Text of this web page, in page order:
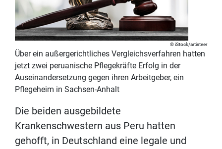
iStock/artisteer
Über ein außergerichtliches Vergleichsverfahren hatten
jetzt zwei peruanische Pflegekräfte Erfolg in der
Auseinandersetzung gegen ihren Arbeitgeber, ein
Pflegeheim in Sachsen-Anhalt
Die beiden ausgebildete
Krankenschwestern aus Peru hatten
gehofft, in Deutschland eine legale und